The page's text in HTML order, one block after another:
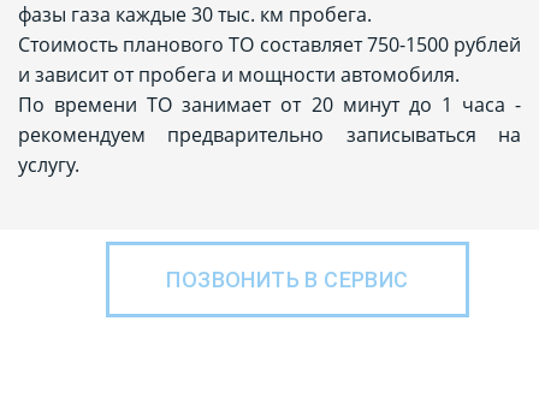
фазы газа каждые 30 тыс. км пробега.
Стоимость планового ТО составляет 750-1500 рублей
и зависит от пробега и мощности автомобиля.
По времени ТО занимает от 20 минут до 1 часа -
рекомендуем предварительно записываться на
услугу.
ПОЗВОНИТЬ В СЕРВИС